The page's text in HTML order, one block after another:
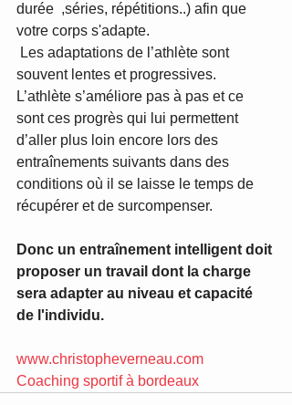
durée  ,séries, répétitions..) afin que
votre corps s'adapte.
souvent lentes et progressives.
L’athlète s’améliore pas à pas et ce
sont ces progrès qui lui permettent
d’aller plus loin encore lors des
entraînements suivants dans des
conditions où il se laisse le temps de
récupérer et de surcompenser.
Donc un entraînement intelligent doit
proposer un travail dont la charge
sera adapter au niveau et capacité
de l'individu.
www.christopheverneau.com
Coaching sportif à bordeaux